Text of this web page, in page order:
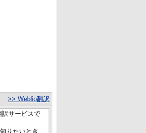
>> Weblio翻訳